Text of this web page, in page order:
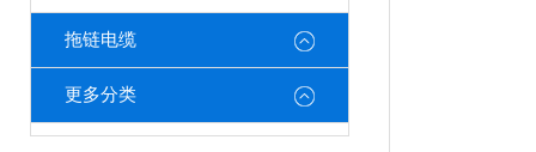
拖链电缆
更多分类